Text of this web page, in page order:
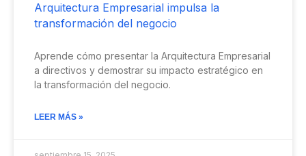
Arquitectura Empresarial impulsa la
transformación del negocio
Aprende cómo presentar la Arquitectura Empresarial
a directivos y demostrar su impacto estratégico en
la transformación del negocio.
LEER MÁS »